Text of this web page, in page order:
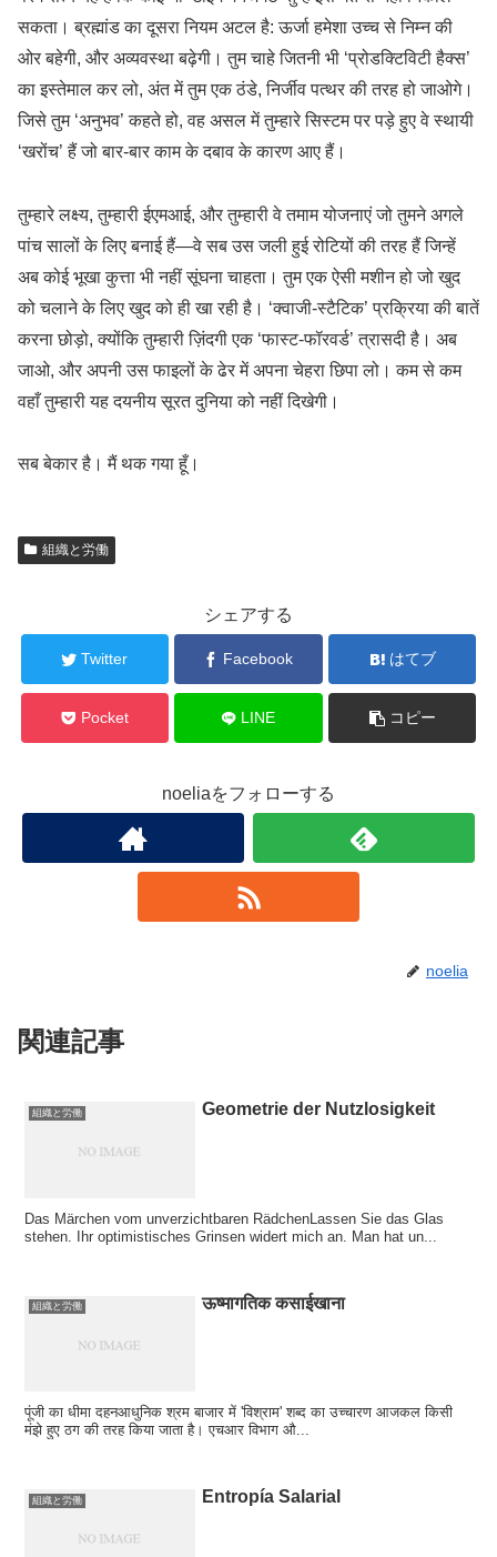
सकता। ब्रह्मांड का दूसरा नियम अटल है: ऊर्जा हमेशा उच्च से निम्न की
ओर बहेगी, और अव्यवस्था बढ़ेगी। तुम चाहे जितनी भी ‘प्रोडक्टिविटी हैक्स’
का इस्तेमाल कर लो, अंत में तुम एक ठंडे, निर्जीव पत्थर की तरह हो जाओगे।
जिसे तुम ‘अनुभव’ कहते हो, वह असल में तुम्हारे सिस्टम पर पड़े हुए वे स्थायी
‘खरोंच’ हैं जो बार-बार काम के दबाव के कारण आए हैं।
तुम्हारे लक्ष्य, तुम्हारी ईएमआई, और तुम्हारी वे तमाम योजनाएं जो तुमने अगले
पांच सालों के लिए बनाई हैं—वे सब उस जली हुई रोटियों की तरह हैं जिन्हें
अब कोई भूखा कुत्ता भी नहीं सूंघना चाहता। तुम एक ऐसी मशीन हो जो खुद
को चलाने के लिए खुद को ही खा रही है। ‘क्वाजी-स्टैटिक’ प्रक्रिया की बातें
करना छोड़ो, क्योंकि तुम्हारी ज़िंदगी एक ‘फास्ट-फॉरवर्ड’ त्रासदी है। अब
जाओ, और अपनी उस फाइलों के ढेर में अपना चेहरा छिपा लो। कम से कम
वहाँ तुम्हारी यह दयनीय सूरत दुनिया को नहीं दिखेगी।
सब बेकार है। मैं थक गया हूँ।
組織と労働
シェアする
Twitter Facebook はてブ
Pocket LINE コピー
noeliaをフォローする
noelia
関連記事
組織と労働 Geometrie der Nutzlosigkeit
Das Märchen vom unverzichtbaren RädchenLassen Sie das Glas
stehen. Ihr optimistisches Grinsen widert mich an. Man hat un...
組織と労働 ऊष्मागतिक कसाईखाना
पूंजी का धीमा दहनआधुनिक श्रम बाजार में 'विश्राम' शब्द का उच्चारण आजकल किसी
मंझे हुए ठग की तरह किया जाता है। एचआर विभाग औ...
組織と労働 Entropía Salarial